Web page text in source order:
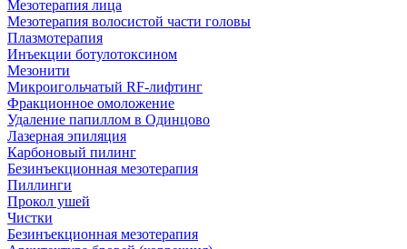
Мезотерапия лица
Мезотерапия волосистой части головы
Плазмотерапия
Инъекции ботулотоксином
Мезонити
Микроигольчатый RF-лифтинг
Фракционное омоложение
Удаление папиллом в Одинцово
Лазерная эпиляция
Карбоновый пилинг
Безинъекционная мезотерапия
Пиллинги
Прокол ушей
Чистки
Безинъeкционная мезотерапия